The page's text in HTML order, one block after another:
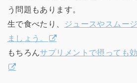
う問題もあります。
生で食べたり、
ジュースやスムー
ましょう。
もちろんサプリメントで摂っても